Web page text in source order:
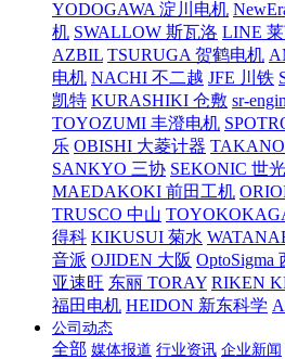
YODOGAWA 淀川电机
机 SWALLOW 斯瓦洛 LINE
AZBIL TSURUGA 贺鹤电机
电机 NACHI 不二越 JFE 川铁
凯特 KURASHIKI 仓敷 sr-
TOYOZUMI 丰澄电机
乐 OBISHI 大菱计器
SANKYO 三协 SEKONIC 世光
MAEDAKOKI 前田工机
TRUSCO 中山
得科 KIKUSUI 菊水
音派 OJIDEN 大阪 OptoSigma
亚速旺 东丽 TORAY RIKEN
福田电机 HEIDON 新东科学
公司动态
全部 媒体报道 行业资讯 企业新闻